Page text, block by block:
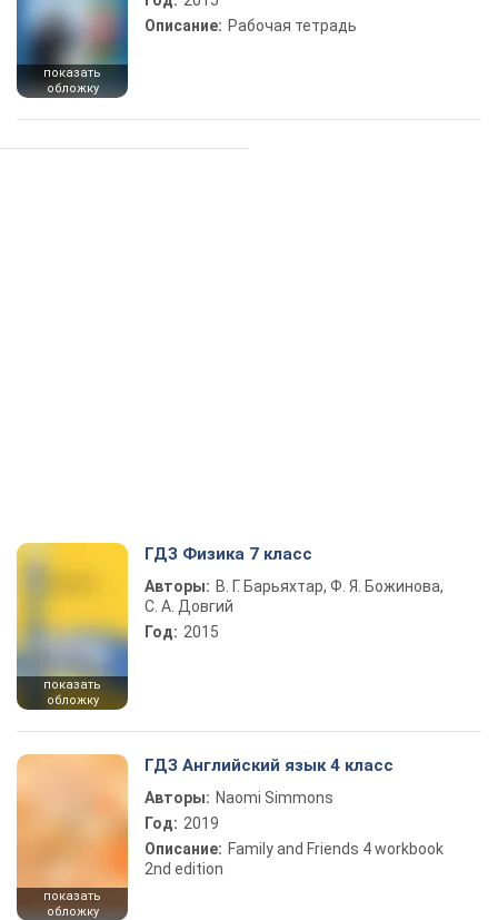
показать
обложку
Описание: Рабочая тетрадь
показать
обложку
ГДЗ Физика 7 класс
Авторы: В. Г. Барьяхтар, Ф. Я. Божинова,
С. А. Довгий
Год: 2015
показать
обложку
ГДЗ Английский язык 4 класс
Авторы: Naomi Simmons
Год: 2019
Описание: Family and Friends 4 workbook
2nd edition